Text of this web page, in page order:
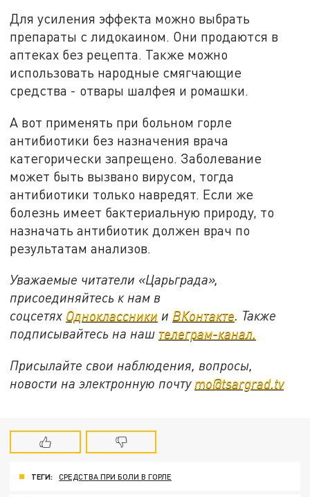
Для усиления эффекта можно выбрать
препараты с лидокаином. Они продаются в
аптеках без рецепта. Также можно
использовать народные смягчающие
средства - отвары шалфея и ромашки.
А вот применять при больном горле
антибиотики без назначения врача
категорически запрещено. Заболевание
может быть вызвано вирусом, тогда
антибиотики только навредят. Если же
болезнь имеет бактериальную природу, то
назначать антибиотик должен врач по
результатам анализов.
Уважаемые читатели «Царьграда»,
присоединяйтесь к нам в
соцсетях Одноклассники и ВКонтакте. Также
подписывайтесь на наш телеграм-канал.
Присылайте свои наблюдения, вопросы,
новости на электронную почту mo@tsargrad.tv
ТЕГИ: СРЕДСТВА ПРИ БОЛИ В ГОРЛЕ